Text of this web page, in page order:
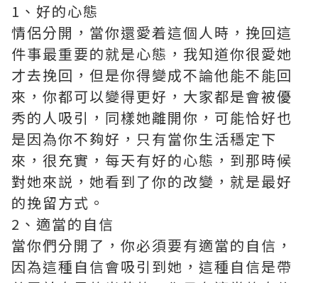
1、好的心態
情侶分開，當你還愛着這個人時，挽回這
件事最重要的就是心態，我知道你很愛她
才去挽回，但是你得變成不論他能不能回
來，你都可以變得更好，大家都是會被優
秀的人吸引，同樣她離開你，可能恰好也
是因為你不夠好，只有當你生活穩定下
來，很充實，每天有好的心態，到那時候
對她來説，她看到了你的改變，就是最好
的挽留方式。
2、適當的自信
當你們分開了，你必須要有適當的自信，
因為這種自信會吸引到她，這種自信是帶